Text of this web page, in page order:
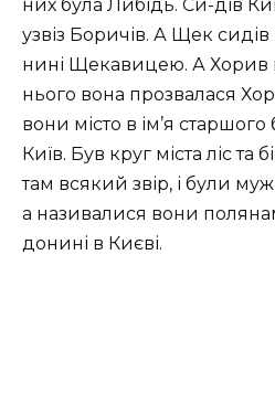
них була Либідь. Си-дів
узвіз Боричів. А Щек сидів
нині Щекавицею. А Хорив
нього вона прозвалася
вони місто в ім’я
Київ. Був круг міста ліс та
там всякий звір, і були
а називалися вони
донині в Києві.